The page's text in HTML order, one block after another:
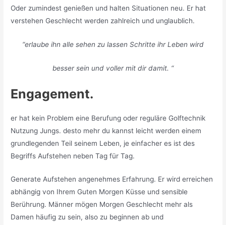
Oder zumindest genießen und halten Situationen neu. Er hat
verstehen Geschlecht werden zahlreich und unglaublich.
“erlaube ihn alle sehen zu lassen Schritte ihr Leben wird
besser sein und voller mit dir damit. “
Engagement.
er hat kein Problem eine Berufung oder reguläre Golftechnik
Nutzung Jungs. desto mehr du kannst leicht werden einem
grundlegenden Teil seinem Leben, je einfacher es ist des
Begriffs Aufstehen neben Tag für Tag.
Generate Aufstehen angenehmes Erfahrung. Er wird erreichen
abhängig von Ihrem Guten Morgen Küsse und sensible
Berührung. Männer mögen Morgen Geschlecht mehr als
Damen häufig zu sein, also zu beginnen ab und